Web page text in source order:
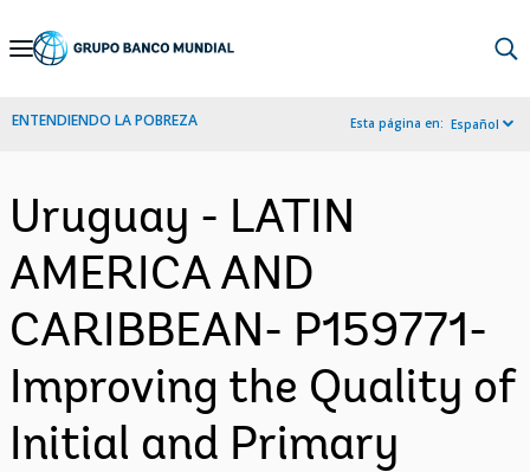
Skip
Navigation
ENTENDIENDO LA POBREZA Esta página en: Español
Uruguay - LATIN
AMERICA AND
CARIBBEAN- P159771-
Improving the Quality of
Initial and Primary